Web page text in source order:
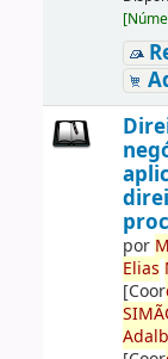
[
por
Elias
[Coor